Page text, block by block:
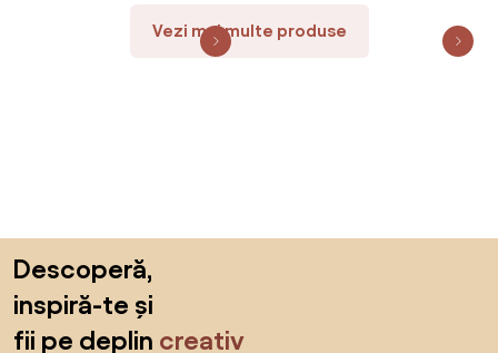
Vezi mai multe produse
Descoperă,
inspiră-te și
fii pe deplin creativ